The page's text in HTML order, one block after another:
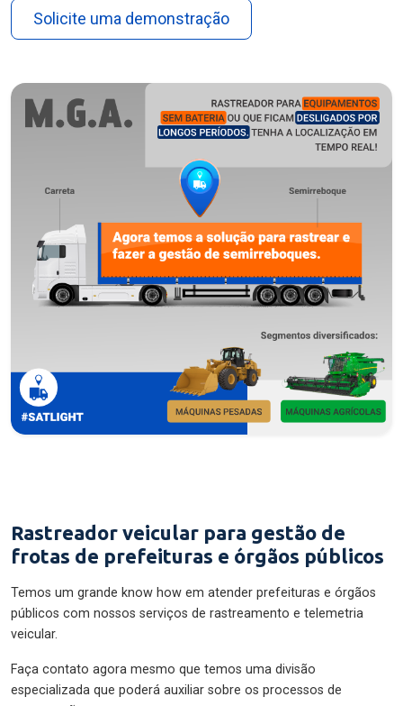
Solicite uma demonstração
Rastreador veicular para gestão de
frotas de prefeituras e órgãos públicos
Temos um grande know how em atender prefeituras e órgãos
públicos com nossos serviços de rastreamento e telemetria
veicular.
Faça contato agora mesmo que temos uma divisão
especializada que poderá auxiliar sobre os processos de